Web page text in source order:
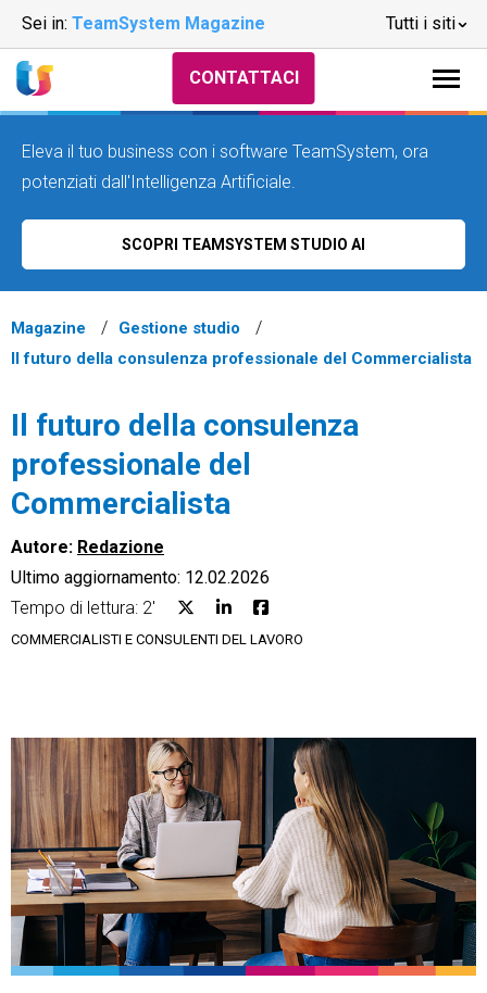
Sei in: TeamSystem Magazine Tutti i siti
CRM
Fatturazione
Financial Solutions
HR
Trust Services
TeamSystem Corporate
CONTATTACI
Eleva il tuo business con i software TeamSystem, ora
potenziati dall'Intelligenza Artificiale.
SCOPRI TEAMSYSTEM STUDIO AI
Magazine
Gestione studio
Il futuro della consulenza professionale del Commercialista
Il futuro della consulenza
professionale del
Commercialista
Autore: Redazione
Ultimo aggiornamento: 12.02.2026
Tempo di lettura: 2'
COMMERCIALISTI E CONSULENTI DEL LAVORO